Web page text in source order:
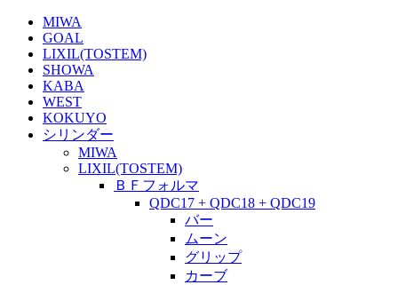
MIWA
GOAL
LIXIL(TOSTEM)
SHOWA
KABA
WEST
KOKUYO
シリンダー
MIWA
LIXIL(TOSTEM)
ＢＦフォルマ
QDC17 + QDC18 + QDC19
バー
ムーン
グリップ
カーブ